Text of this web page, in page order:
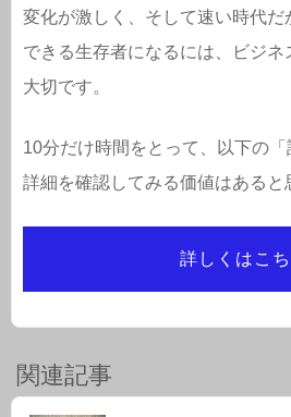
変化が激しく、そして速い時代
できる生存者になるには、ビジネ
大切です。
10分だけ時間をとって、以下の
詳細を確認してみる価値はあると
詳しくはこ
関連記事